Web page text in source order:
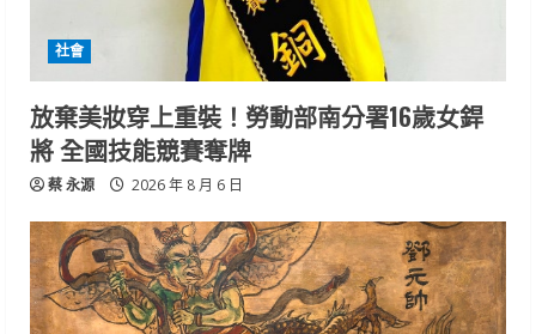
社會
放棄美妝穿上重裝！勞動部南分署16歲女銲
將 全國技能競賽奪牌
蔡 永源 2026 年 8 月 6 日